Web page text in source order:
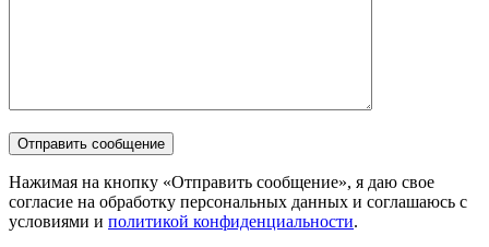
Нажимая на кнопку «Отправить сообщение», я даю свое
согласие на обработку персональных данных и соглашаюсь с
условиями и политикой конфиденциальности.